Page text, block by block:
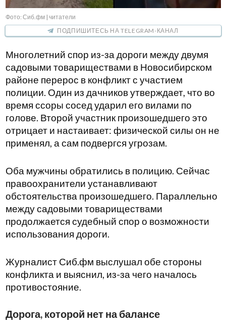
Фото: Сиб.фм | читатели
ПОДПИШИТЕСЬ НА TELEGRAM-КАНАЛ
Многолетний спор из-за дороги между двумя
садовыми товариществами в Новосибирском
районе перерос в конфликт с участием
полиции. Один из дачников утверждает, что во
время ссоры сосед ударил его вилами по
голове. Второй участник произошедшего это
отрицает и настаивает: физической силы он не
применял, а сам подвергся угрозам.
Оба мужчины обратились в полицию. Сейчас
правоохранители устанавливают
обстоятельства произошедшего. Параллельно
между садовыми товариществами
продолжается судебный спор о возможности
использования дороги.
Журналист Сиб.фм выслушал обе стороны
конфликта и выяснил, из-за чего началось
противостояние.
Дорога, которой нет на балансе